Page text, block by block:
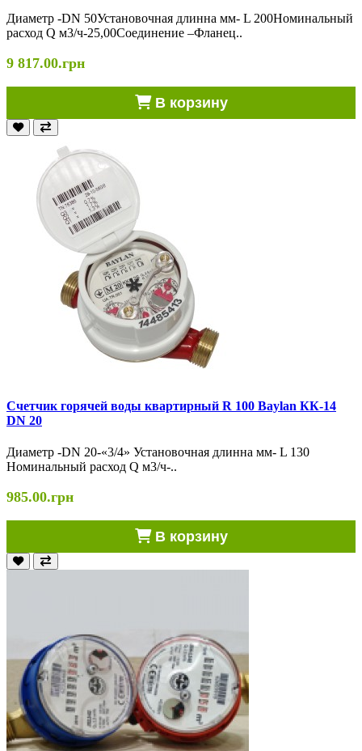
Диаметр -DN 50Установочная длинна мм- L 200Номинальный
расход Q м3/ч-25,00Соединение –Фланец..
9 817.00.грн
В корзину
Cчетчик горячей воды квартирный R 100 Baylan КК-14
DN 20
Диаметр -DN 20-«3/4» Установочная длинна мм- L 130
Номинальный расход Q м3/ч-..
985.00.грн
В корзину